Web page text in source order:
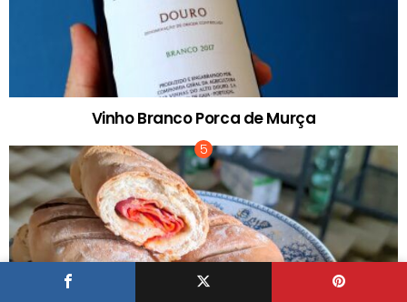
Vinho Branco Porca de Murça